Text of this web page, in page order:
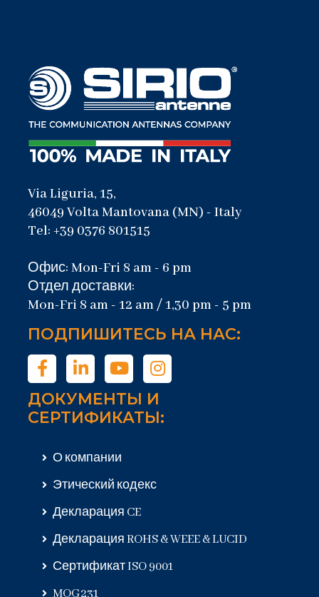
Via Liguria, 15,
46049 Volta Mantovana (MN) - Italy
Tel: +39 0376 801515
Офис: Mon-Fri 8 am - 6 pm
Отдел доставки:
Mon-Fri 8 am - 12 am / 1,30 pm - 5 pm
ПОДПИШИТЕСЬ НА НАС:
ДОКУМЕНТЫ И
СЕРТИФИКАТЫ:
О компании
Этический кодекс
Декларация CE
Декларация ROHS & WEEE & LUCID
Сертификат ISO 9001